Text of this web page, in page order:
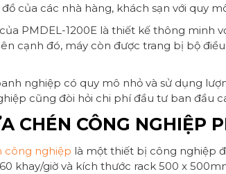
của các nhà hàng, khách sạn với quy
PMDEL-1200E là thiết kế thông minh
cạnh đó, máy còn được trang bị bộ
nghiệp có quy mô nhỏ và sử dụng
cũng đòi hỏi chi phí đầu tư ban đầu
CHÉN CÔNG
công nghiệp là một thiết bị công nghiệp
khay/giờ và kích thước rack 500 x